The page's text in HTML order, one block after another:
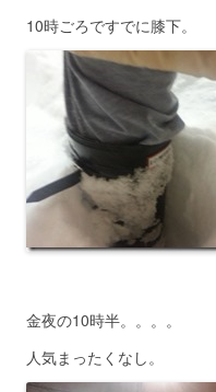
10時ごろですでに膝下。
金夜の10時半。。。。
人気まったくなし。